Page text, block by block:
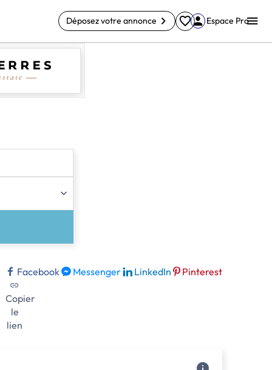
Déposez votre annonce Espace Pro
Facebook Messenger LinkedIn Pinterest
Copier
le
lien